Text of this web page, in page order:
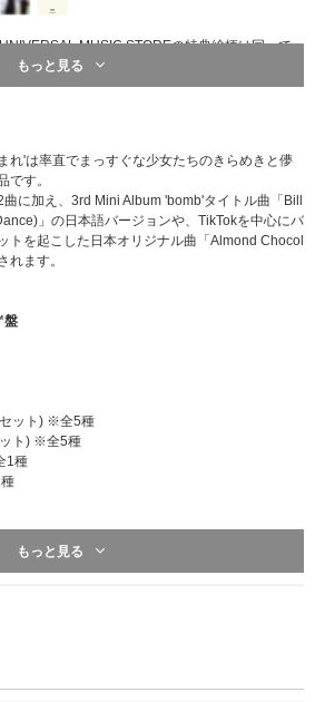
MUSIC STOREの特典絵柄は同一で
は指定できません。
イムの後、当選したメンバーとシール交換をし
配布いたします。メンバーからシールを受け取
す。
です。メンバー選択はできかねます。
入者対象 メンバー全員お見送り会」イベントと
れた方にのみお伝えします。
ーイベント&「メンバー個別シール交換会」受
2025年8月12日(火)17:59
換会」当落発表 : 2025年8月21日(木)19:00頃
盤】【横浜公演記念ラッキードロー&「メンバー
】
もっと見る
れ'は率直でまっすぐな少女たちのきらめきと儚
です。
に加え、3rd Mini Album 'bomb'タイトル曲「Bill
」の日本語バージョンや、TikTokを中心にバ
トを起こした日本オリジナル曲「Almond Chocol
れます。
盤
セット) ※全5種
ット) ※全5種
1種
) ※全5種のうちランダム1枚
もっと見る